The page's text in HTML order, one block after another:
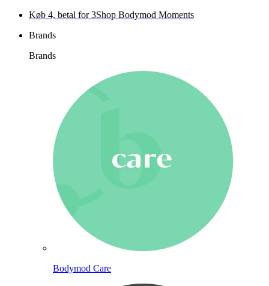
Køb 4, betal for 3Shop Bodymod Moments
Brands
Brands
Bodymod Care